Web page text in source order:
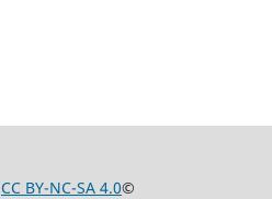
CC BY-NC-SA 4.0©